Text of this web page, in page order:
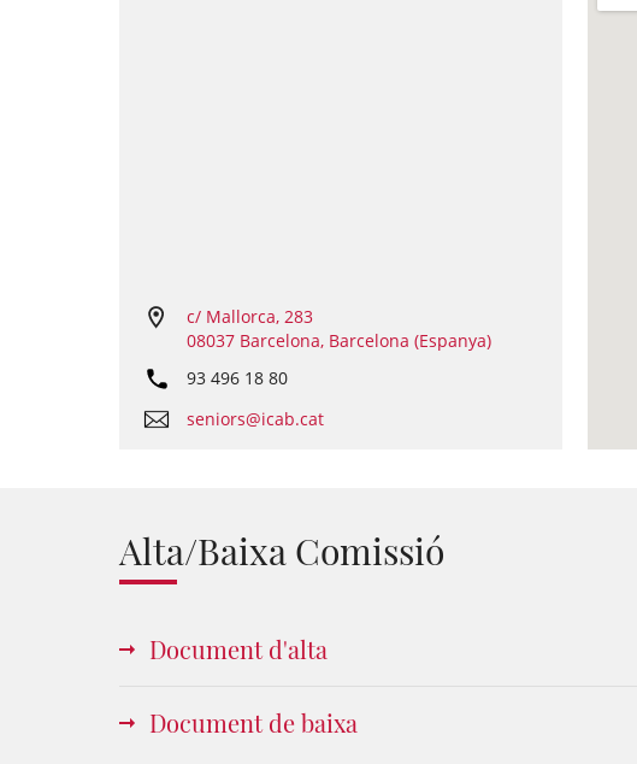
c/ Mallorca, 283
08037 Barcelona, Barcelona (Espanya)
93 496 18 80
seniors@icab.cat
Alta/Baixa Comissió
Document d'alta
Document de baixa